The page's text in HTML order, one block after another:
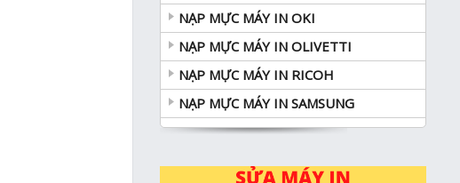
NẠP MỰC MÁY IN OKI
NẠP MỰC MÁY IN OLIVETTI
NẠP MỰC MÁY IN RICOH
NẠP MỰC MÁY IN SAMSUNG